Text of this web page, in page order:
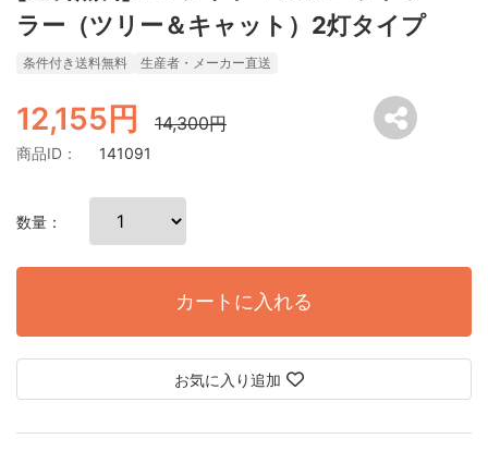
ラー（ツリー＆キャット）2灯タイプ
条件付き送料無料 生産者・メーカー直送
12,155円 14,300円
商品ID： 141091
数量：
カートに入れる
お気に入り追加